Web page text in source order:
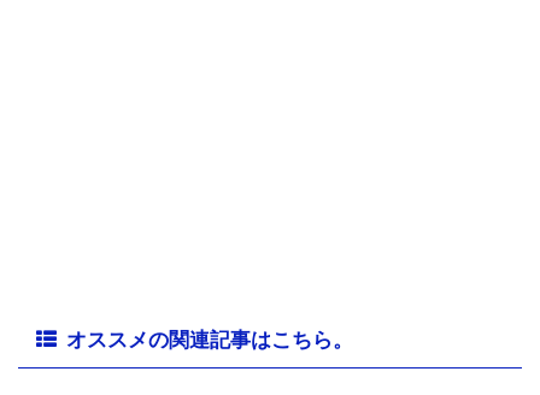
オススメの関連記事はこちら。